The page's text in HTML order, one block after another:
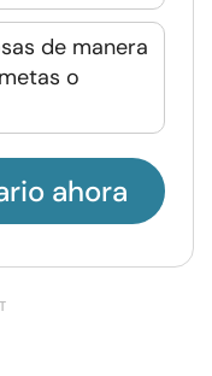
de manera
o
ahora